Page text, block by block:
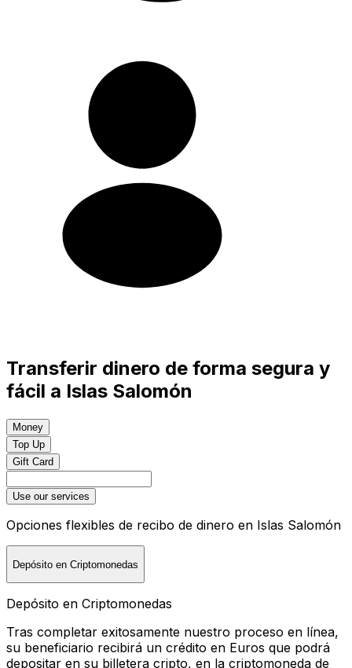
Transferir dinero de forma segura y
fácil a Islas Salomón
Money
Top Up
Gift Card
Use our services
Opciones flexibles de recibo de dinero en Islas Salomón
Depósito en Criptomonedas
Depósito en Criptomonedas
Tras completar exitosamente nuestro proceso en línea,
su beneficiario recibirá un crédito en Euros que podrá
depositar en su billetera cripto, en la criptomoneda de